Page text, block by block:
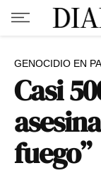
GENOCIDIO EN
Casi
fuego”